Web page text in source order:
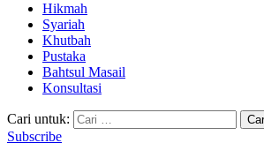
Hikmah
Syariah
Khutbah
Pustaka
Bahtsul Masail
Konsultasi
Cari untuk:
Subscribe